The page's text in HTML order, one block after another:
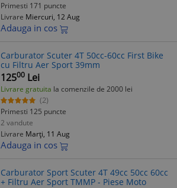
Primesti 171 puncte
Livrare Miercuri, 12 Aug
Adauga in cos
Carburator Scuter 4T 50cc-60cc First Bike
cu Filtru Aer Sport 39mm
12500 Lei
Livrare gratuita la comenzile de 2000 lei
(2)
Primesti 125 puncte
2 vandute
Livrare Marți, 11 Aug
Adauga in cos
Carburator Sport Scuter 4T 49cc 50cc 60cc
+ Filtru Aer Sport TMMP - Piese Moto